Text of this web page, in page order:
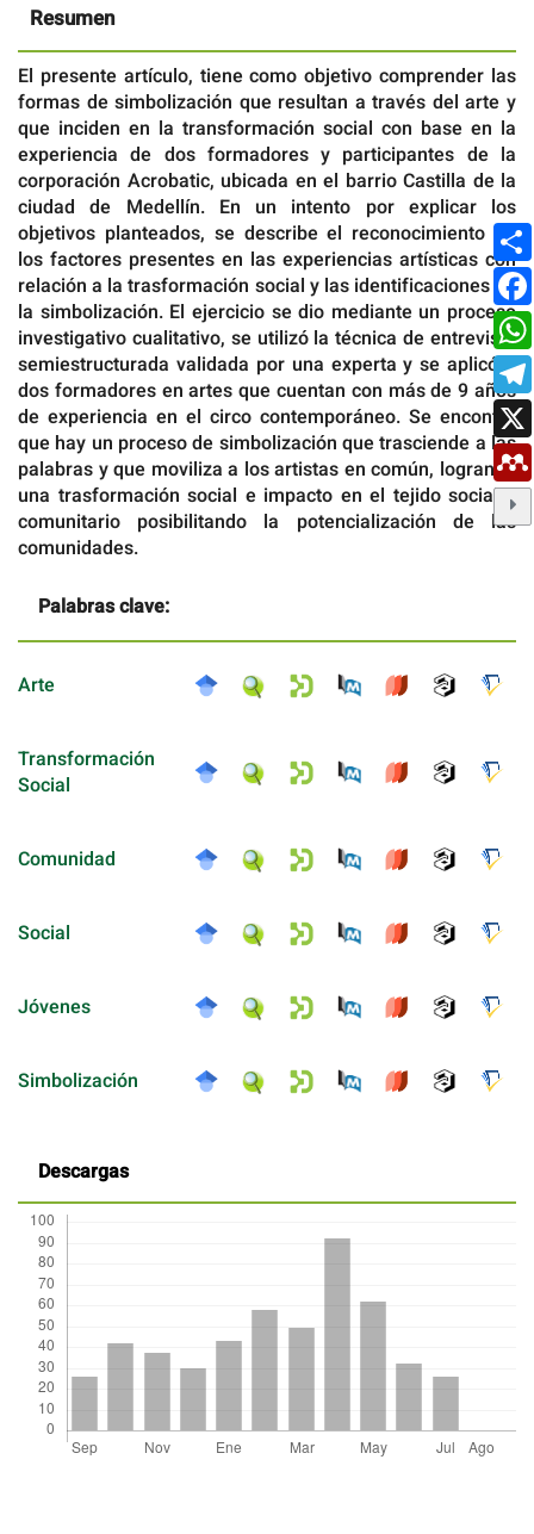
Resumen
El presente artículo, tiene como objetivo comprender las
formas de simbolización que resultan a través del arte y
que inciden en la transformación social con base en la
experiencia de dos formadores y participantes de la
corporación Acrobatic, ubicada en el barrio Castilla de la
ciudad de Medellín. En un intento por explicar los
objetivos planteados, se describe el reconocimiento de
los factores presentes en las experiencias artísticas con
relación a la trasformación social y las identificaciones en
la simbolización. El ejercicio se dio mediante un proceso
investigativo cualitativo, se utilizó la técnica de entrevista
semiestructurada validada por una experta y se aplicó a
dos formadores en artes que cuentan con más de 9 años
de experiencia en el circo contemporáneo. Se encontró
que hay un proceso de simbolización que trasciende a las
palabras y que moviliza a los artistas en común, logrando
una trasformación social e impacto en el tejido social y
comunitario posibilitando la potencialización de las
comunidades.
Palabras clave:
Arte
Transformación
Social
Comunidad
Social
Jóvenes
Simbolización
Descargas